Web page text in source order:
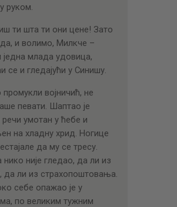
руком.
ти шта ти они цене! Зато
и волимо, Милкче –
млада удовица,
се и гледајући у Синишу.
војничић, не
певати. Шаптао је
речи умотан у ћебе и
на хладну хрид. Ногице
да му се тресу.
нико није гледао, да ли из
да ли из страхопоштовања.
себе опажао је у
по великим тужним